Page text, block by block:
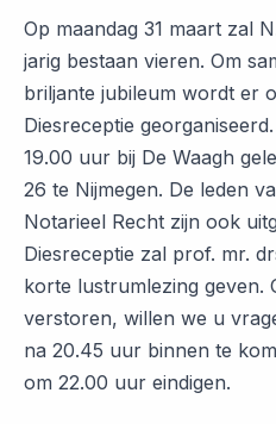
Op maandag 31 maart zal
jarig bestaan vieren. Om
briljante jubileum wordt er
Diesreceptie
19.00 uur bij De Waagh
26 te Nijmegen. De leden
Notarieel Recht zijn ook
Diesreceptie zal prof. mr.
korte lustrumlezing geven.
verstoren, willen we u
na 20.45 uur binnen te
om 22.00 uur eindigen.